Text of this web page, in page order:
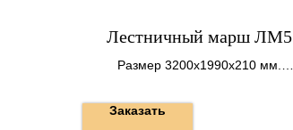
Лестничный марш ЛМ5
Размер 3200х1990х210 мм.
Заказать